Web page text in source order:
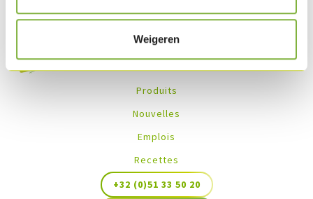
Weigeren
Produits
Nouvelles
Emplois
Recettes
+32 (0)51 33 50 20